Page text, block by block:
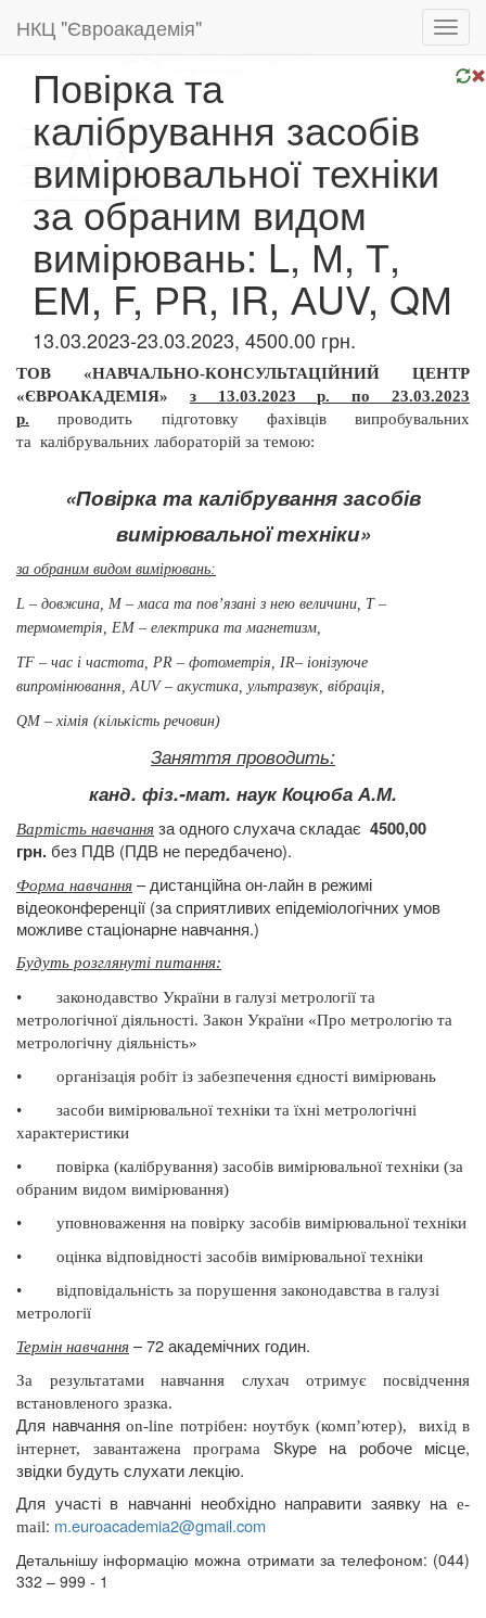
НКЦ "Євроакадемія"
Повірка та
калібрування засобів
вимірювальної техніки
за обраним видом
вимірювань: L, М, Т,
ЕМ, F, РR, ІR, АUV, QМ
13.03.2023-23.03.2023, 4500.00 грн.
ТОВ «НАВЧАЛЬНО-КОНСУЛЬТАЦІЙНИЙ ЦЕНТР
«ЄВРОАКАДЕМІЯ» з 13.03.2023 р. по 23.03.2023
р.
проводить підготовку фахівців випробувальних
та калібрувальних лабораторій за темою:
«Повірка та калібрування засобів
вимірювальної техніки»
за обраним видом вимірювань:
L – довжина, М – маса та пов’язані з нею величини, Т –
термометрія, ЕМ – електрика та магнетизм,
ТF – час і частота, РR – фотометрія, ІR– іонізуюче
випромінювання, АUV – акустика, ультразвук, вібрація,
QМ – хімія (кількість речовин)
Заняття проводить:
канд. фіз.-мат. наук Коцюба А.М.
Вартість навчання за одного слухача складає 4500,00
грн. без ПДВ (ПДВ не передбачено).
Форма навчання – дистанційна он-лайн в режимі
відеоконференції (за сприятливих епідеміологічних умов
можливе стаціонарне навчання.)
Будуть розглянуті питання:
•
законодавство України в галузі метрології та
метрологічної діяльності. Закон України «Про метрологію та
метрологічну діяльність»
•
організація робіт із забезпечення єдності вимірювань
•
засоби вимірювальної техніки та їхні метрологічні
характеристики
•
повірка (калібрування) засобів вимірювальної техніки (за
обраним видом вимірювання)
•
уповноваження на повірку засобів вимірювальної техніки
•
оцінка відповідності засобів вимірювальної техніки
•
відповідальність за порушення законодавства в галузі
метрології
Термін навчання – 72 академічних годин.
За результатами навчання слухач отримує посвідчення
встановленого зразка.
Для навчання on-line потрібен: ноутбук (комп’ютер),
вихід в
інтернет, завантажена програма Skypeна робоче місце,
звідки будуть слухати лекцію.
Для участі в навчанні необхідно направити заявку на e-
mail: m.euroacademia2@gmail.com
Детальнішу інформацію можна отримати за телефоном: (044)
332 – 999 - 1